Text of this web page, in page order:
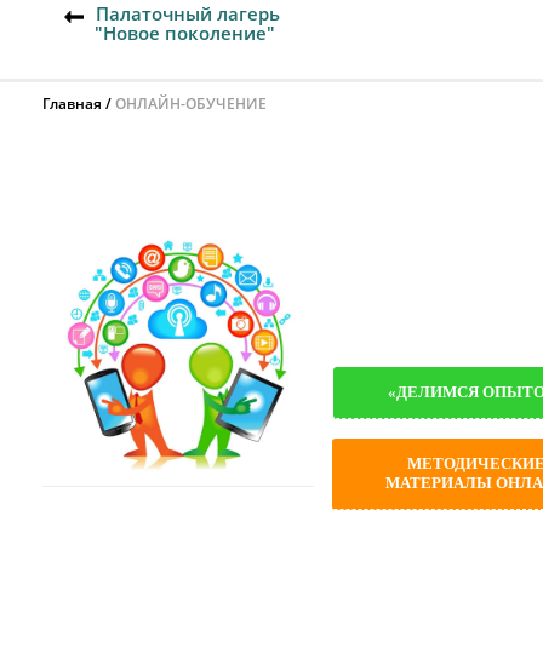
Палаточный лагерь
"Новое поколение"
Главная ОНЛАЙН-ОБУЧЕНИЕ
«‎ДЕЛИМСЯ
МАТЕРИАЛЫ